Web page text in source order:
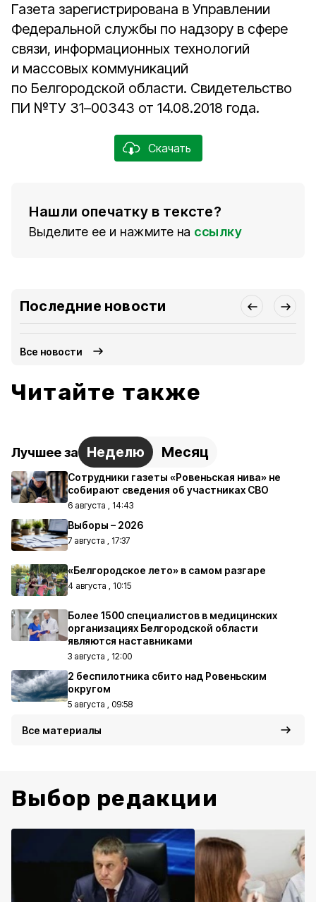
Газета зарегистрирована в Управлении
Федеральной службы по надзору в сфере
связи, информационных технологий
и массовых коммуникаций
по Белгородской области. Свидетельство
ПИ №ТУ 31–00343 от 14.08.2018 года.
Скачать
Нашли опечатку в тексте?
Выделите ее и нажмите на ссылку
Последние новости
Все новости
Читайте также
Лучшее за Неделю Месяц
Сотрудники газеты «Ровеньская нива» не
собирают сведения об участниках СВО
6 августа , 14:43
Выборы – 2026
7 августа , 17:37
«Белгородское лето» в самом разгаре
4 августа , 10:15
Более 1500 специалистов в медицинских
организациях Белгородской области
являются наставниками
3 августа , 12:00
2 беспилотника сбито над Ровеньским
округом
5 августа , 09:58
Все материалы
Выбор редакции